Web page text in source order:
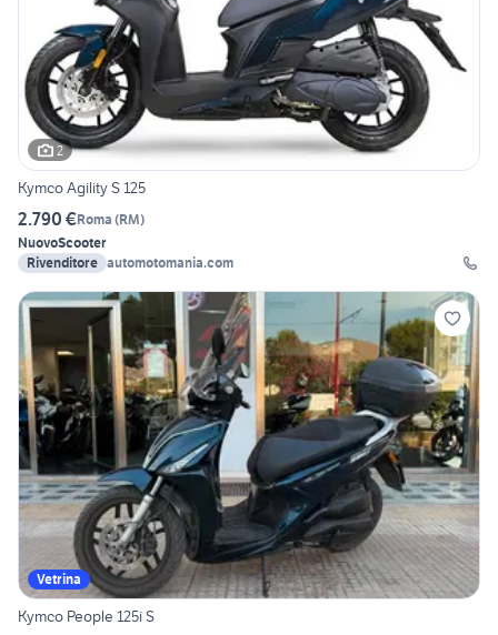
2
Kymco Agility S 125
2.790 €Roma (RM)
NuovoScooter
Rivenditore automotomania.com
Vetrina
Kymco People 125i S